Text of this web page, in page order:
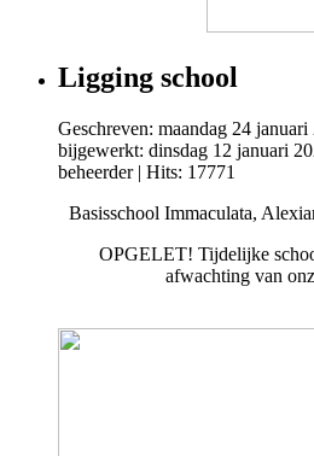
Ligging school
Geschreven: maandag 24
bijgewerkt: dinsdag 12 januari
beheerder| Hits: 17771
Basisschool Immaculata,
OPGELET! Tijdelijke
afwachting van